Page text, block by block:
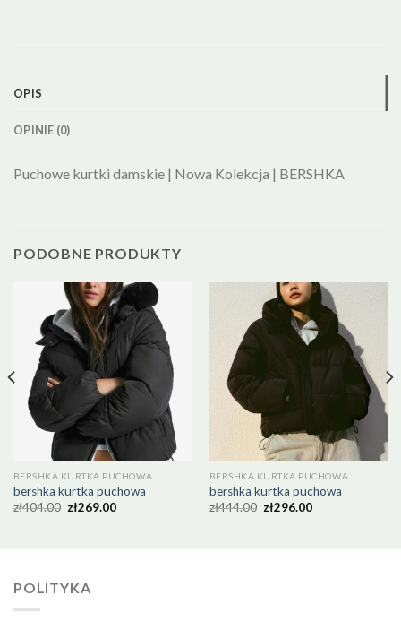
OPIS
OPINIE (0)
Puchowe kurtki damskie | Nowa Kolekcja | BERSHKA
PODOBNE PRODUKTY
BERSHKA KURTKA PUCHOWA
bershka kurtka puchowa
zł404.00 zł269.00
BERSHKA KURTKA PUCHOWA
bershka kurtka puchowa
zł444.00 zł296.00
POLITYKA